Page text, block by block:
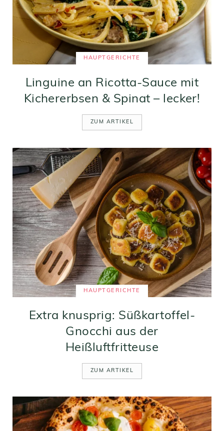
HAUPTGERICHTE
Linguine an Ricotta-Sauce mit
Kichererbsen & Spinat – lecker!
ZUM ARTIKEL
HAUPTGERICHTE
Extra knusprig: Süßkartoffel-
Gnocchi aus der
Heißluftfritteuse
ZUM ARTIKEL